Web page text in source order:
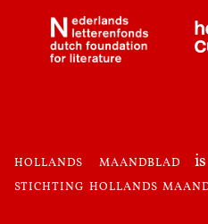
hollands maandblad is
stichting hollands